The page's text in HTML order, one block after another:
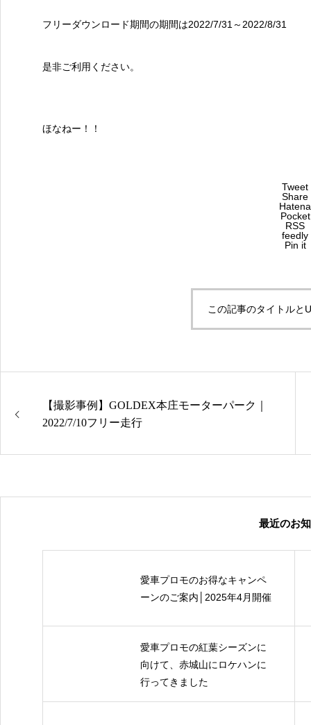
フリーダウンロード期間の期間は2022/7/31～2022/8/31
是非ご利用ください。
ほなねー！！
Tweet
Share
Hatena
Pocket
RSS
feedly
Pin it
この記事のタイトルと
【撮影事例】GOLDEX本庄モーターパーク｜
2022/7/10フリー走行
最近のお
愛車プロモのお得なキャンペ
ーンのご案内│2025年4月開催
愛車プロモの紅葉シーズンに
向けて、赤城山にロケハンに
行ってきました